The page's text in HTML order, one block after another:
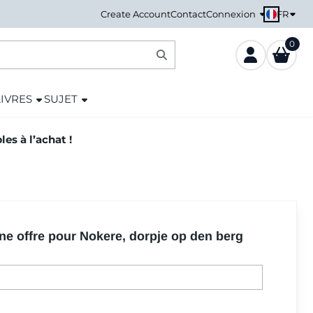
Create AccountContactConnexion FR
0
SUJET
à l’achat !
offre pour Nokere, dorpje op den berg